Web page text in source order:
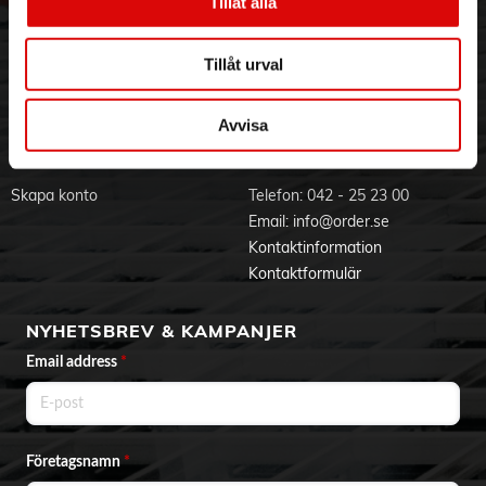
Tillåt urval
Avvisa
Visselblåsning
Varumärken
Godsefterlysning & Felleverans
BLI KUND
Skapa konto Telefon: 042 - 25 23 00
Email: info@order.se
Kontaktinformation
Kontaktformulär
NYHETSBREV & KAMPANJER
Email address *
Företagsnamn*